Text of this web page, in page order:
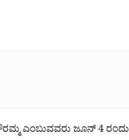
ಎಂಬುವವರು ಜೂನ್ 4 ರಂದು